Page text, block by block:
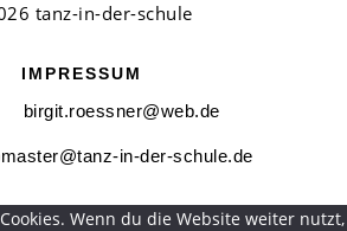
tanz-in-der-schule
IMPRESSUM
in-der-schule.de
Wenn du die Website weiter nutzt,